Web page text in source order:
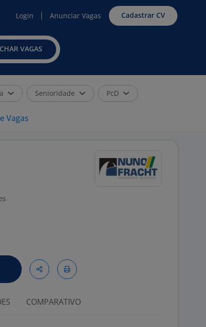
Login Anunciar Vagas Cadastrar CV
VAGAS
Senioridade PcD
Vagas
COMPARATIVO